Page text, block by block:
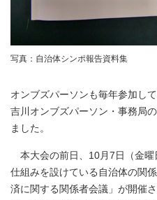
写真：自治体シンポ報告資料集
オンブズパーソンも毎年参加し
吉川オンブズパーソン・事務局
ました。
本大会の前日、10月7日（金曜
仕組みを設けている自治体の関
済に関する関係者会議」が開催